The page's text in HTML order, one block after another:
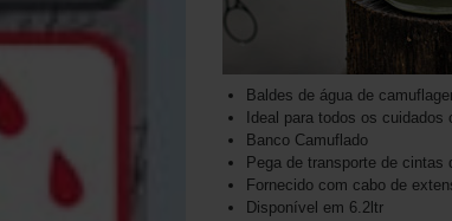
Baldes de água de
Ideal para todos os
Banco Camuflado
Pega de transporte de cintas
Fornecido com cabo de
Disponível em 6.2ltr